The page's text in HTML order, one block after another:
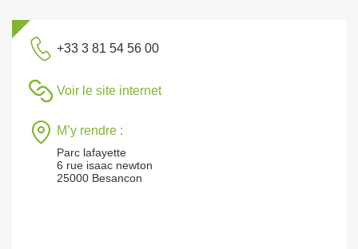
+33 3 81 54 56 00
Voir le site internet
M’y rendre :
Parc lafayette
6 rue isaac newton
25000 Besancon